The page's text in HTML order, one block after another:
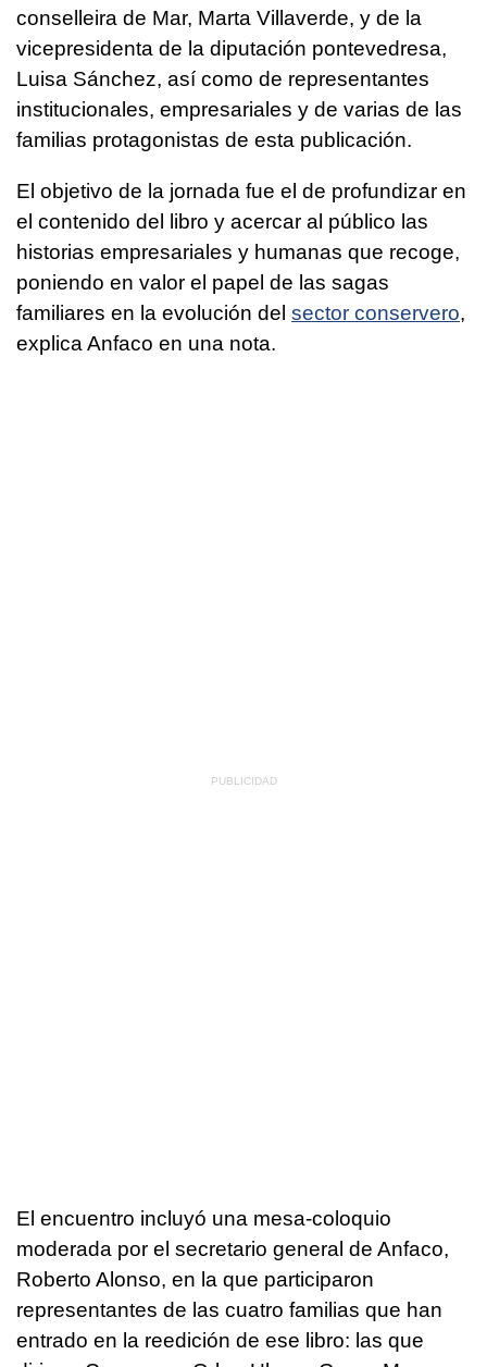
conselleira de Mar, Marta Villaverde, y de la
vicepresidenta de la diputación pontevedresa,
Luisa Sánchez, así como de representantes
institucionales, empresariales y de varias de las
familias protagonistas de esta publicación.
El objetivo de la jornada fue el de profundizar en
el contenido del libro y acercar al público las
historias empresariales y humanas que recoge,
poniendo en valor el papel de las sagas
familiares en la evolución del sector conservero,
explica Anfaco en una nota.
El encuentro incluyó una mesa-coloquio
moderada por el secretario general de Anfaco,
Roberto Alonso, en la que participaron
representantes de las cuatro familias que han
entrado en la reedición de ese libro: las que